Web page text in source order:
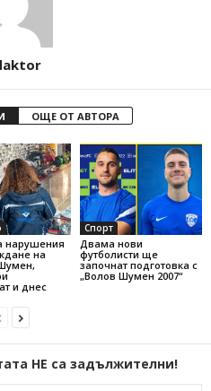
ОЩЕ ОТ АВТОРА
нарушения
на
и днес
Спорт
Двама нови
футболисти ще
започнат подготовка с
„Волов Шумен 2007“
НЕ са задължителни!